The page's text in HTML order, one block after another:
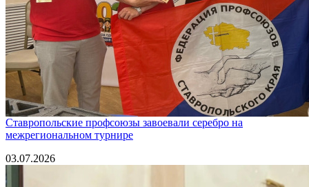
Ставропольские профсоюзы завоевали серебро на
межрегиональном турнире
03.07.2026